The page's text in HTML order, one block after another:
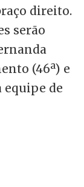
direito.
serão
(46ª) e
equipe de